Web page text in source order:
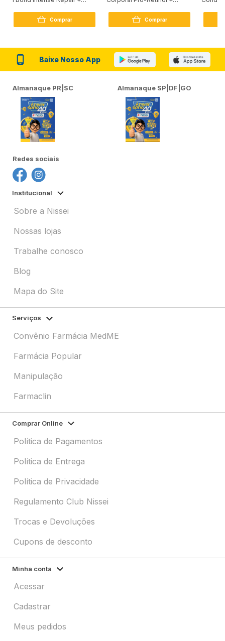
Comprar Comprar
Baixe Nosso App
Almanaque PR|SC Almanaque SP|DF|GO
Redes sociais
Institucional
Sobre a Nissei
Nossas lojas
Trabalhe conosco
Blog
Mapa do Site
Serviços
Convênio Farmácia MedME
Farmácia Popular
Manipulação
Farmaclin
Comprar Online
Política de Pagamentos
Política de Entrega
Política de Privacidade
Regulamento Club Nissei
Trocas e Devoluções
Cupons de desconto
Minha conta
Acessar
Cadastrar
Meus pedidos